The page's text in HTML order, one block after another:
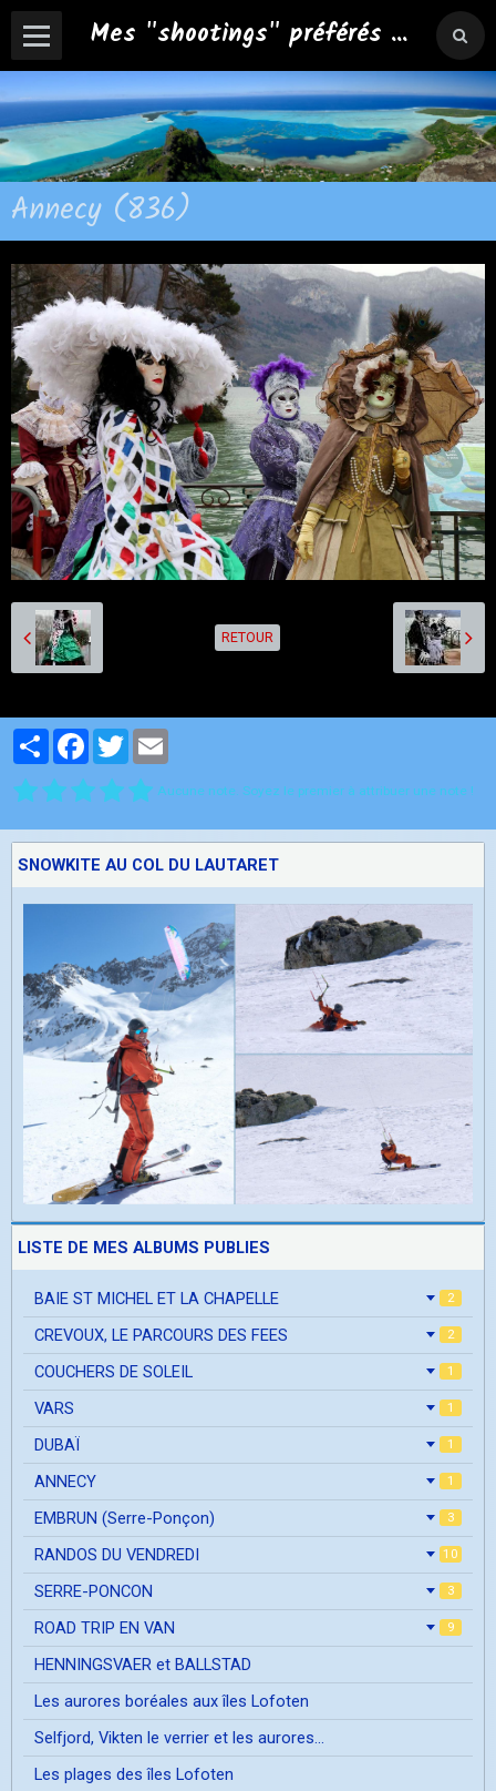
Mes "shootings" préférés ...
Annecy (836)
RETOUR
PartagerFacebook
Twitter
Aucune note. Soyez le premier à attribuer une note !
SNOWKITE AU COL DU LAUTARET
LISTE DE MES ALBUMS PUBLIES
BAIE ST MICHEL ET LA CHAPELLE 2
CREVOUX, LE PARCOURS DES FEES 2
COUCHERS DE SOLEIL 1
VARS 1
DUBAÏ 1
ANNECY 1
EMBRUN (Serre-Ponçon) 3
RANDOS DU VENDREDI 10
SERRE-PONCON 3
ROAD TRIP EN VAN 9
HENNINGSVAER et BALLSTAD
Les aurores boréales aux îles Lofoten
Selfjord, Vikten le verrier et les aurores...
Les plages des îles Lofoten